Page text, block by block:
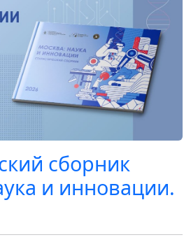
сборник
и инновации.